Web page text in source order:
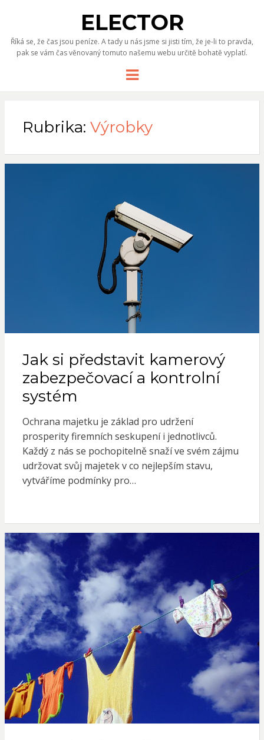
ELECTOR
Říká se, že čas jsou peníze. A tady u nás jsme si jisti tím, že je-li to pravda,
pak se vám čas věnovaný tomuto našemu webu určitě bohatě vyplatí.
Menu
Rubrika: Výrobky
Jak si představit kamerový
zabezpečovací a kontrolní
systém
Ochrana majetku je základ pro udržení
prosperity firemních seskupení i jednotlivců.
Každý z nás se pochopitelně snaží ve svém zájmu
udržovat svůj majetek v co nejlepším stavu,
vytváříme podmínky pro…